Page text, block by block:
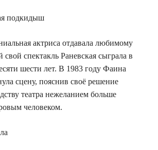
актриса отдавала любимому
свой спектакль Раневская сыграла в
шести лет. В 1983 году Фаина
сцену, пояснив своё решение
театра нежеланием больше
человеком.